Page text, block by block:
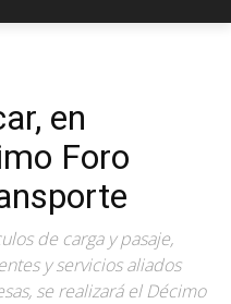
en
Foro
de carga y pasaje,
y servicios aliados
se realizará el Décimo